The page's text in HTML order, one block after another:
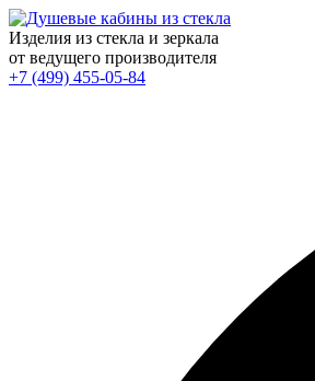
Изделия из стекла и зеркала
от ведущего производителя
+7 (499) 455-05-84